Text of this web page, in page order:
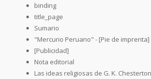
binding
title_page
Sumario
"Mercurio Peruano" - [Pie de imprenta]
[Publicidad]
Nota editorial
Las ideas religiosas de G. K. Chesterton